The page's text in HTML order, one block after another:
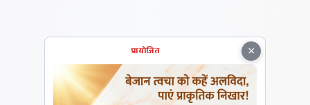
×
प्रायोजित